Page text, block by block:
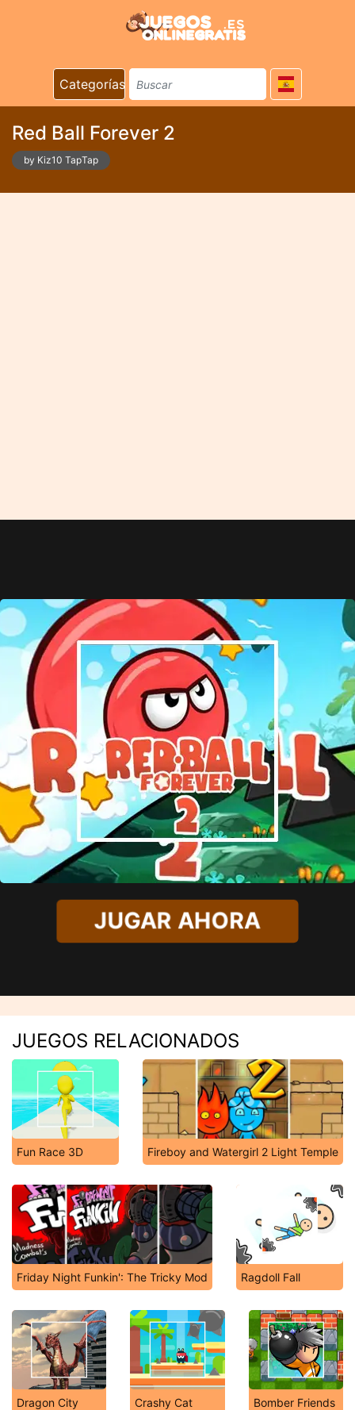
Categorías
Red Ball Forever 2
by Kiz10 TapTap
JUGAR AHORA
JUEGOS RELACIONADOS
Fun Race 3D Fireboy and Watergirl 2 Light Temple
Friday Night Funkin': The Tricky Mod Ragdoll Fall
Dragon City Crashy Cat Bomber Friends